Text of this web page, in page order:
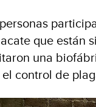
que están
una
control de